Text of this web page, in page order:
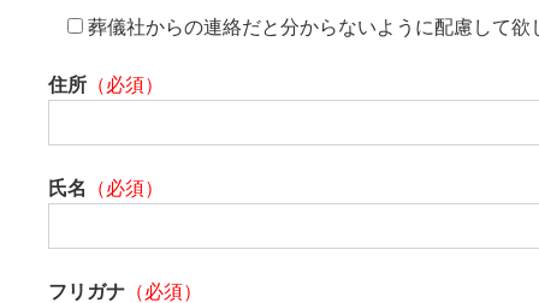
葬儀社からの連絡だと分からないように配慮して欲
住所 （必須）
氏名 （必須）
フリガナ （必須）